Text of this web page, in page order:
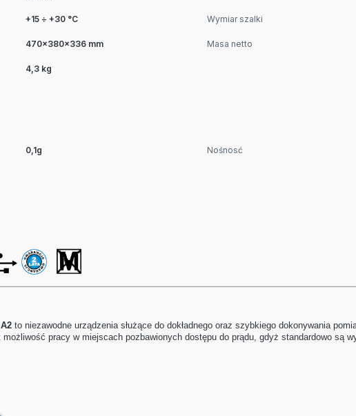
+15 ÷ +30 °C Wymiar szalki
470×380×336 mm Masa netto
4,3 kg
0,1g Nośnosć
A2to niezawodne urządzenia służące do dokładnego oraz szybkiego dokonywania
pracy w miejscach pozbawionych dostępu do prądu, gdyż standardowo są